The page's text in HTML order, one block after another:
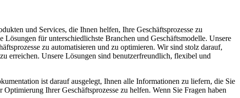
und Services, die Ihnen helfen, Ihre Geschäftsprozesse zu
für unterschiedlichste Branchen und Geschäftsmodelle. Unsere
zu automatisieren und zu optimieren. Wir sind stolz darauf,
erreichen. Unsere Lösungen sind benutzerfreundlich, flexibel und
ist darauf ausgelegt, Ihnen alle Informationen zu liefern, die Sie
Ihrer Geschäftsprozesse zu helfen. Wenn Sie Fragen haben